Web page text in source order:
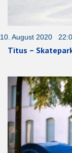
10. August 2020
Titus –